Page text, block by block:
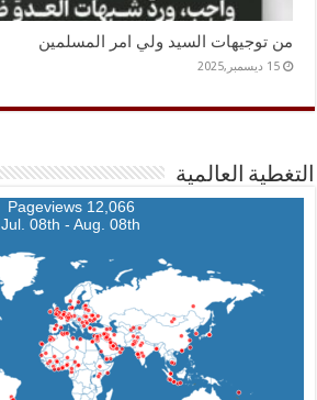
من توجيهات السيد ولي امر المسلمين
15 ديسمبر,2025
التغطية العالمية
12,066 Pageviews
Jul. 08th - Aug. 08th